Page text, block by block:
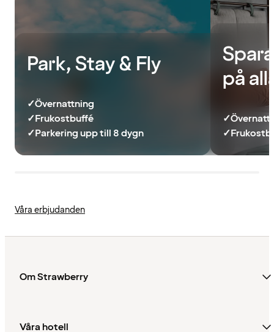
Park, Stay & Fly
✓Övernattning
✓Frukostbuffé
✓Parkering upp till 8 dygn
på
✓
✓
Våra erbjudanden
Om Strawberry
Våra hotell